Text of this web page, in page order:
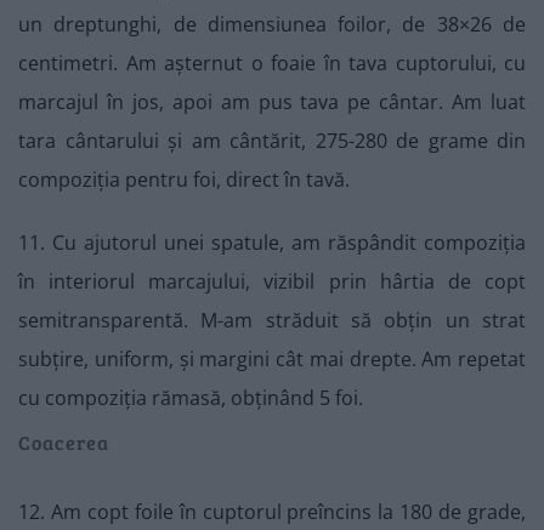
un dreptunghi, de dimensiunea foilor, de 38×26 de
centimetri. Am așternut o foaie în tava cuptorului, cu
marcajul în jos, apoi am pus tava pe cântar. Am luat
tara cântarului și am cântărit, 275-280 de grame din
compoziția pentru foi, direct în tavă.
11. Cu ajutorul unei spatule, am răspândit compoziția
în interiorul marcajului, vizibil prin hârtia de copt
semitransparentă. M-am străduit să obțin un strat
subțire, uniform, și margini cât mai drepte. Am repetat
cu compoziția rămasă, obținând 5 foi.
Coacerea
12. Am copt foile în cuptorul preîncins la 180 de grade,